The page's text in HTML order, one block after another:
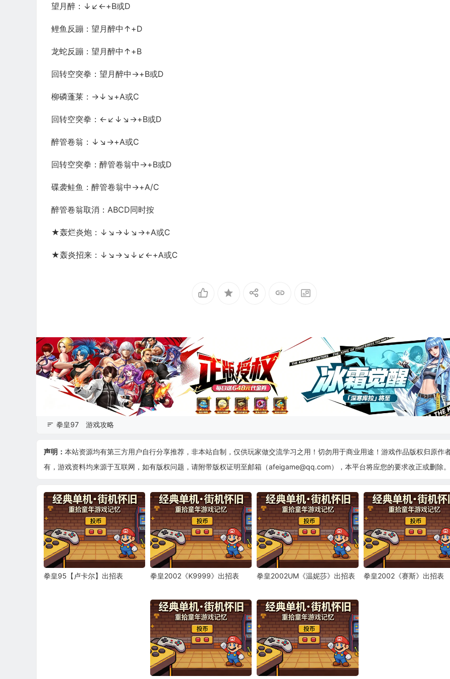
望月醉：↓↙←+B或D
鲤鱼反蹦：望月醉中↑+D
龙蛇反蹦：望月醉中↑+B
回转空突拳：望月醉中→+B或D
柳磷蓬莱：→↓↘+A或C
回转空突拳：←↙↓↘→+B或D
醉管卷翁：↓↘→+A或C
回转空突拳：醉管卷翁中→+B或D
碟袭鲑鱼：醉管卷翁中→+A/C
醉管卷翁取消：ABCD同时按
★轰烂炎炮：↓↘→↓↘→+A或C
★轰炎招来：↓↘→↘↓↙←+A或C
拳皇97 游戏攻略
声明： 本站资源均有第三方用户自行分享推荐，非本站自制，仅供玩家做交流学习之用！切勿用于商业用途！游戏作品版权归原作
有，游戏资料均来源于互联网，如有版权问题，请附带版权证明至邮箱（afeigame@qq.com），本平台将应您的要求改正或删除。
拳皇95【卢卡尔】出招表 拳皇2002《K9999》出招表 拳皇2002UM《温妮莎》出招表 拳皇2002《赛斯》出招表